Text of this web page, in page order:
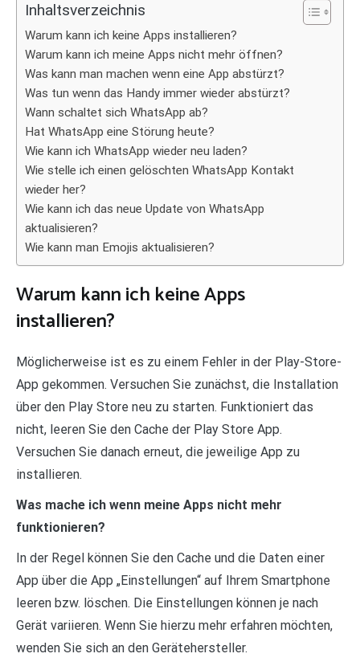
Inhaltsverzeichnis
Warum kann ich keine Apps installieren?
Warum kann ich meine Apps nicht mehr öffnen?
Was kann man machen wenn eine App abstürzt?
Was tun wenn das Handy immer wieder abstürzt?
Wann schaltet sich WhatsApp ab?
Hat WhatsApp eine Störung heute?
Wie kann ich WhatsApp wieder neu laden?
Wie stelle ich einen gelöschten WhatsApp Kontakt
wieder her?
Wie kann ich das neue Update von WhatsApp
aktualisieren?
Wie kann man Emojis aktualisieren?
Warum kann ich keine Apps
installieren?
Möglicherweise ist es zu einem Fehler in der Play-Store-
App gekommen. Versuchen Sie zunächst, die Installation
über den Play Store neu zu starten. Funktioniert das
nicht, leeren Sie den Cache der Play Store App.
Versuchen Sie danach erneut, die jeweilige App zu
installieren.
Was mache ich wenn meine Apps nicht mehr
funktionieren?
In der Regel können Sie den Cache und die Daten einer
App über die App „Einstellungen“ auf Ihrem Smartphone
leeren bzw. löschen. Die Einstellungen können je nach
Gerät variieren. Wenn Sie hierzu mehr erfahren möchten,
wenden Sie sich an den Gerätehersteller.